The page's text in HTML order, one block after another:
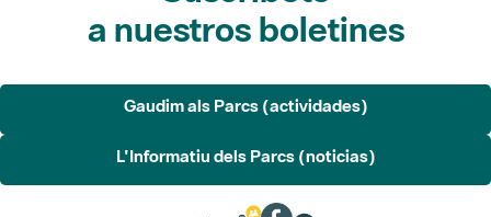
a nuestros boletines
Gaudim als Parcs (actividades)
L'Informatiu dels Parcs (noticias)